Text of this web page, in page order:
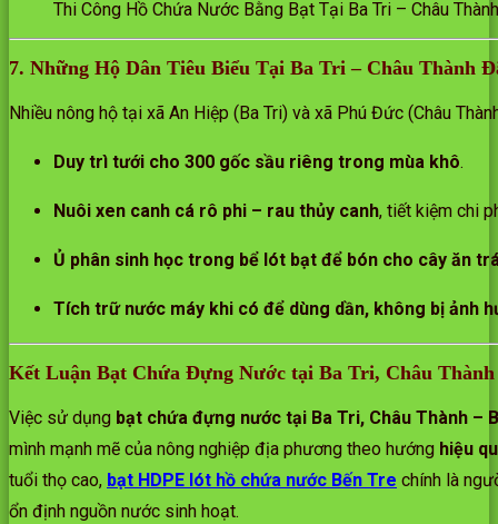
Thi Công Hồ Chứa Nước Bằng Bạt Tại Ba Tri – Châu Thành
7. Những Hộ Dân Tiêu Biểu Tại Ba Tri – Châu Thành
Nhiều nông hộ tại xã An Hiệp (Ba Tri) và xã Phú Đức (Châu
Duy trì tưới cho 300 gốc sầu riêng trong mùa khô.
Nuôi xen canh cá rô phi – rau thủy canh, tiết kiệm chi
Ủ phân sinh học trong bể lót bạt để bón cho cây ăn
Tích trữ nước máy khi có để dùng dần, không bị ảnh
Kết Luận Bạt Chứa Đựng Nước tại Ba Tri, Châu Thành
Việc sử dụng bạt chứa đựng nước tại Ba Tri, Châu Thành –
mình mạnh mẽ của nông nghiệp địa phương theo hướng hiệu
tuổi thọ cao, bạt HDPE lót hồ chứa nước Bến Tre chính là
ổn định nguồn nước sinh hoạt.